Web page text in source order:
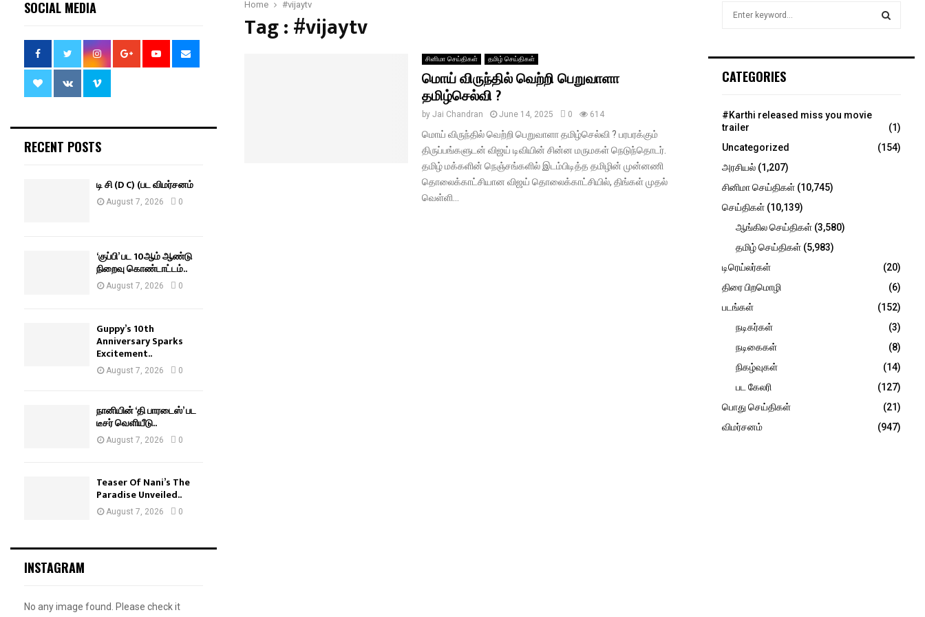
Home #vijaytv
Tag : #vijaytv
சினிமா செய்திகள் தமிழ் செய்திகள்
மொய் விருந்தில் வெற்றி பெறுவாளா
தமிழ்செல்வி ?
by Jai Chandran June 14, 2025 0 614
மொய் விருந்தில் வெற்றி பெறுவாளா தமிழ்செல்வி ? பரபரக்கும்
திருப்பங்களுடன் விஜய் டிவியின் சின்ன மருமகள் நெடுந்தொடர்.
தமிழ் மக்களின் நெஞ்சங்களில் இடம்பிடித்த தமிழின் முன்னணி
தொலைக்காட்சியான விஜய் தொலைக்காட்சியில், திங்கள் முதல்
வெள்ளி...
SOCIAL MEDIA
RECENT POSTS
டி சி (D C) (பட விமர்சனம்
August 7, 2026 0
‘குப்பி’ பட 10ஆம் ஆண்டு
நிறைவு கொண்டாட்டம்..
August 7, 2026 0
Guppy’s 10th
Anniversary Sparks
Excitement..
August 7, 2026 0
நானியின் ‘தி பாரடைஸ்’ பட
டீசர் வெளியீடு..
August 7, 2026 0
Teaser Of Nani’s The
Paradise Unveiled..
August 7, 2026 0
INSTAGRAM
No any image found. Please check it
h
o
r
C
CATEGORIES
#Karthi released miss you movie
trailer
(1)
Uncategorized
(154)
அரசியல் (1,207)
சினிமா செய்திகள் (10,745)
செய்திகள் (10,139)
ஆங்கில செய்திகள் (3,580)
தமிழ் செய்திகள் (5,983)
டிரெய்லர்கள்
(20)
திரை பிறமொழி
(6)
படங்கள்
(152)
நடிகர்கள்
(3)
நடிகைகள்
(8)
நிகழ்வுகள்
(14)
பட கேலரி
(127)
பொது செய்திகள்
(21)
விமர்சனம்
(947)